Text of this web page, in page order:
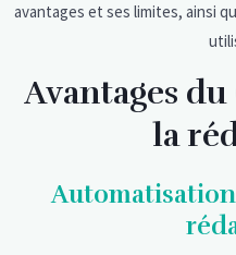
avantages et ses limites, ainsi
Avantages
la